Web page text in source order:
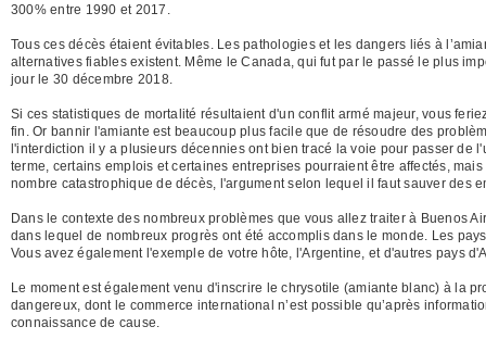
300% entre 1990 et 2017.
Tous ces décès étaient évitables. Les pathologies et les dangers liés à
alternatives fiables existent. Même le Canada, qui fut par le passé le plus
jour le 30 décembre 2018.
Si ces statistiques de mortalité résultaient d'un conflit armé majeur, vous
fin. Or bannir l'amiante est beaucoup plus facile que de résoudre des
l'interdiction il y a plusieurs décennies ont bien tracé la voie pour passer de
terme, certains emplois et certaines entreprises pourraient être affectés,
nombre catastrophique de décès, l'argument selon lequel il faut sauver des
Dans le contexte des nombreux problèmes que vous allez traiter à Buenos
dans lequel de nombreux progrès ont été accomplis dans le monde. Les
Vous avez également l'exemple de votre hôte, l'Argentine, et d'autres pays
Le moment est également venu d'inscrire le chrysotile (amiante blanc) à la
dangereux, dont le commerce international n’est possible qu’après
connaissance de cause.